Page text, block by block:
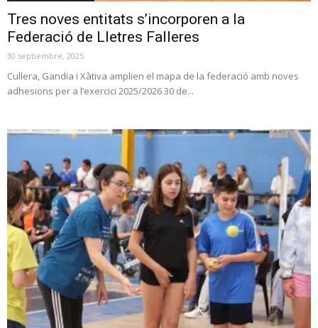
Tres noves entitats s’incorporen a la
Federació de Lletres Falleres
30 septiembre, 2025
Cullera, Gandia i Xàtiva amplien el mapa de la federació amb noves
adhesions per a l’exercici 2025/2026 30 de...